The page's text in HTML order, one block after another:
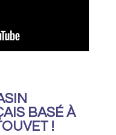
BASÉ À
!